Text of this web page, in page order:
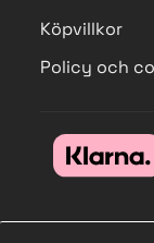
Köpvillkor
Policy och